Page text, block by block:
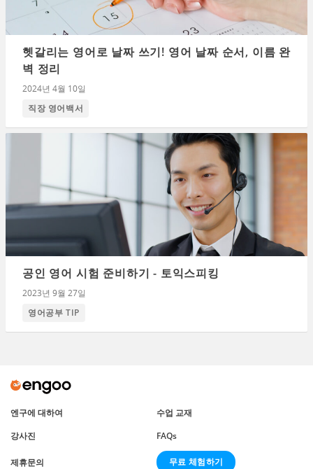
헷갈리는 영어로 날짜 쓰기! 영어 날짜 순서, 이름 완
벽 정리
2024년 4월 10일
직장 영어백서
공인 영어 시험 준비하기 - 토익스피킹
2023년 9월 27일
영어공부 TIP
엔구에 대하여
수업 교재
강사진
FAQs
제휴문의 무료 체험하기